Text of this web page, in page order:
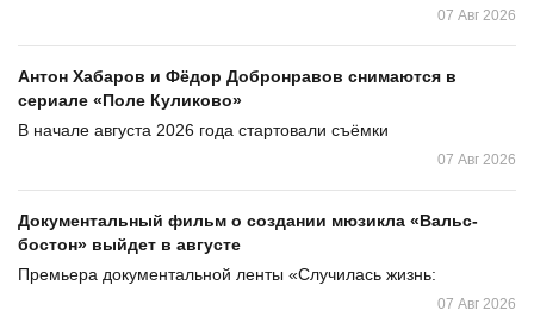
07 Авг 2026
Антон Хабаров и Фёдор Добронравов снимаются в
сериале «Поле Куликово»
В начале августа 2026 года стартовали съёмки
07 Авг 2026
Документальный фильм о создании мюзикла «Вальс-
бостон» выйдет в августе
Премьера документальной ленты «Случилась жизнь:
07 Авг 2026